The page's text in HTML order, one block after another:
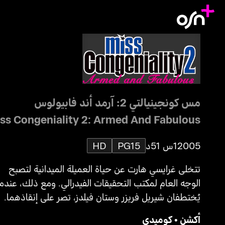
مس كونجينيالتي 2: آرمد أند فابيولوس
Congeniality 2: Armed And Fabulous
20051س 51د PG15
HD
تتخلى غرايسي هارت عن حياة العميلة الميدانية لتصبح
الوجه العام لمكتب التحقيقات الفيدرالي. ومع ذلك،
يُختطفان شيريل فريزر وستان فيلدز، تصر على إنقاذهما.
أكشن •كوميدي